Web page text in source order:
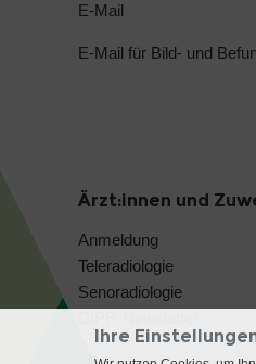
E-Mail
E-Mail für Bild- und
Ärzt:innen und
Anmeldung
Teleradiologie
Senoradiologie
Ihre